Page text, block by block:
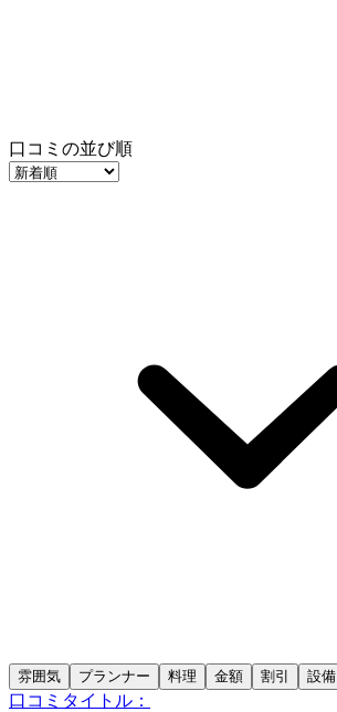
口コミの並び順
雰囲気 プランナー 料理 金額 割引 設備
口コミタイトル：